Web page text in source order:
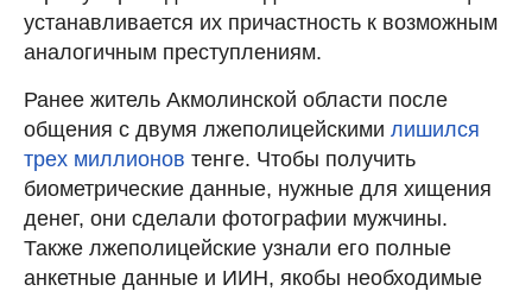
устанавливается их причастность к возможным
аналогичным преступлениям.
Ранее житель Акмолинской области после
общения с двумя лжеполицейскими лишился
трех миллионов тенге. Чтобы получить
биометрические данные, нужные для хищения
денег, они сделали фотографии мужчины.
Также лжеполицейские узнали его полные
анкетные данные и ИИН, якобы необходимые